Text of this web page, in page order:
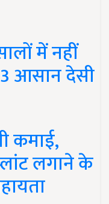
में नहीं
आसान देसी
कमाई,
लगाने के